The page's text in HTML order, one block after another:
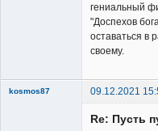
гениальный
"Доспехов
оставаться в
своему.
kosmos87 09.12.2021
Re: Пусть